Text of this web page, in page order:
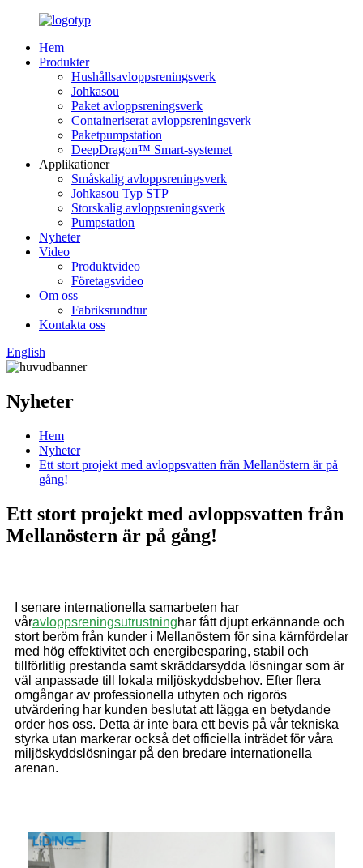
Hem
Produkter
Hushållsavloppsreningsverk
Johkasou
Paket avloppsreningsverk
Containeriserat avloppsreningsverk
Paketpumpstation
DeepDragon™ Smart-systemet
Applikationer
Småskalig avloppsreningsverk
Johkasou Typ STP
Storskalig avloppsreningsverk
Pumpstation
Nyheter
Video
Produktvideo
Företagsvideo
Om oss
Fabriksrundtur
Kontakta oss
English
Nyheter
Hem
Nyheter
Ett stort projekt med avloppsvatten från Mellanöstern är på
gång!
Ett stort projekt med avloppsvatten från
Mellanöstern är på gång!
I senare internationella samarbeten har
våravloppsreningsutrustninghar fått djupt erkännande och
stort beröm från kunder i Mellanöstern för sina kärnfördelar
med hög effektivitet och energibesparing, stabil och
tillförlitlig prestanda samt skräddarsydda lösningar som är
väl anpassade till lokala miljöskyddsbehov. Efter flera
omgångar av professionella utbyten och rigorös
utvärdering har kunden beslutat att lägga en betydande
order hos oss. Detta är inte bara ett bevis på vår tekniska
styrka utan markerar också det officiella inträdet för våra
miljöskyddslösningar på den bredare internationella
arenan.